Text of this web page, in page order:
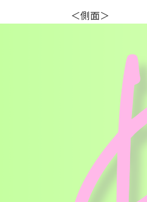
＜側面＞